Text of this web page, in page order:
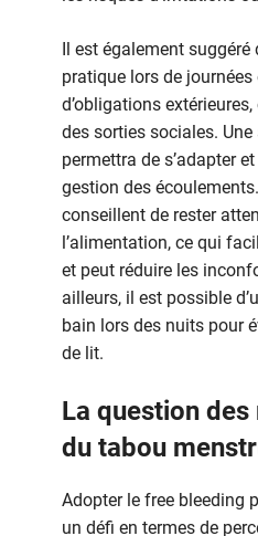
Il est également suggéré
pratique lors de journées
d’obligations
des sorties sociales.
permettra de s’adapter
gestion des
conseillent de rester
l’alimentation, ce qui
et peut réduire les
ailleurs, il est possible
bain lors des nuits pour
de lit.
La question
du tabou
Adopter le free bleeding
un défi en termes de